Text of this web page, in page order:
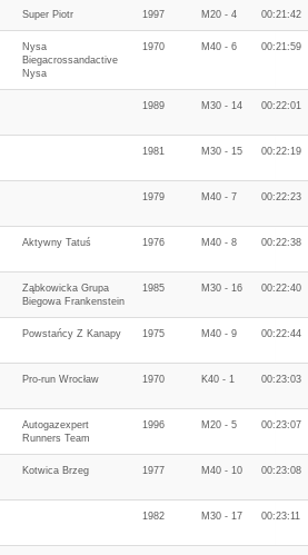
Super Piotr 1997 M20 - 4 00:21:42
Nysa
Biegacrossandactive
Nysa
1970 M40 - 6 00:21:59
1989 M30 - 14 00:22:01
1981 M30 - 15 00:22:19
1979 M40 - 7 00:22:23
Aktywny Tatuś 1976 M40 - 8 00:22:38
Ząbkowicka Grupa
Biegowa Frankenstein
1985 M30 - 16 00:22:40
Powstańcy Z Kanapy 1975 M40 - 9 00:22:44
Pro-run Wrocław 1970 K40 - 1 00:23:03
Autogazexpert
Runners Team
1996 M20 - 5 00:23:07
Kotwica Brzeg 1977 M40 - 10 00:23:08
1982 M30 - 17 00:23:11